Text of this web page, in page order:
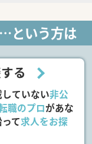
という方は
る
ていない非公
職のプロがあな
て求人をお探